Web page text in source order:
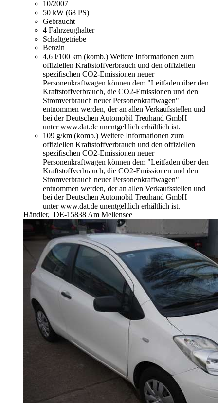
10/2007
50 kW (68 PS)
Gebraucht
4 Fahrzeughalter
Schaltgetriebe
Benzin
4,6 l/100 km (komb.) Weitere Informationen zum
offiziellen Kraftstoffverbrauch und den offiziellen
spezifischen CO2-Emissionen neuer
Personenkraftwagen können dem "Leitfaden über den
Kraftstoffverbrauch, die CO2-Emissionen und den
Stromverbrauch neuer Personenkraftwagen"
entnommen werden, der an allen Verkaufsstellen und
bei der Deutschen Automobil Treuhand GmbH
unter www.dat.de unentgeltlich erhältlich ist.
109 g/km (komb.) Weitere Informationen zum
offiziellen Kraftstoffverbrauch und den offiziellen
spezifischen CO2-Emissionen neuer
Personenkraftwagen können dem "Leitfaden über den
Kraftstoffverbrauch, die CO2-Emissionen und den
Stromverbrauch neuer Personenkraftwagen"
entnommen werden, der an allen Verkaufsstellen und
bei der Deutschen Automobil Treuhand GmbH
unter www.dat.de unentgeltlich erhältlich ist.
Händler, DE-15838 Am Mellensee